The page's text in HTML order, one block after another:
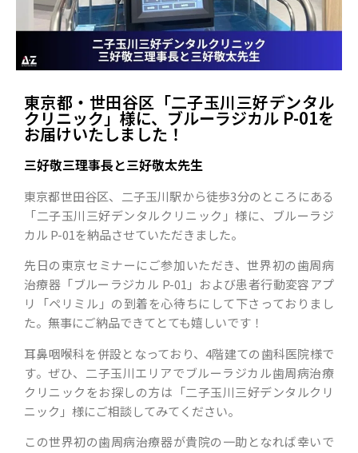
東京都・世田谷区「二子玉川三好デンタル
クリニック」様に、ブルーラジカル P-01を
お届けいたしました！
三好敬三理事長と三好敬太先生
東京都世田谷区、二子玉川駅から徒歩3分のところにある
「二子玉川三好デンタルクリニック」様に、ブルーラジ
カル P-01を納品させていただきました。
先日の東京セミナーにご参加いただき、世界初の歯周病
治療器「ブルーラジカル P-01」および患者行動変容アプ
リ「ペリミル」の到着を心待ちにして下さっておりまし
た。無事にご納品できてとても嬉しいです！
耳鼻咽喉科を併設となっており、4階建ての歯科医院様で
す。ぜひ、二子玉川エリアでブルーラジカル歯周病治療
クリニックをお探しの方は「二子玉川三好デンタルクリ
ニック」様にご相談してみてください。
この世界初の歯周病治療器が貴院の一助となれば幸いで